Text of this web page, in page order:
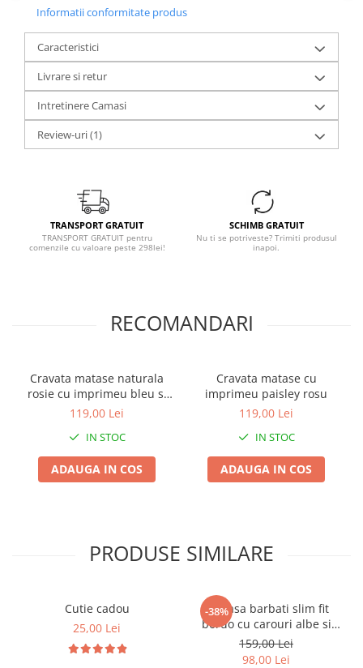
Informatii conformitate produs
Caracteristici
Livrare si retur
Intretinere Camasi
Review-uri(1)
TRANSPORT GRATUIT
TRANSPORT GRATUIT pentru
comenzile cu valoare peste 298lei!
SCHIMB GRATUIT
Nu ti se potriveste? Trimiti produsul
inapoi.
RECOMANDARI
Cravata matase naturala
rosie cu imprimeu bleu si
bej
119,00 Lei
IN STOC
ADAUGA IN COS
Cravata matase cu
imprimeu paisley rosu
119,00 Lei
IN STOC
ADAUGA IN COS
PRODUSE SIMILARE
Cutie cadou
25,00 Lei
-38%
Camasa barbati slim fit
bordo cu carouri albe si
bleumarin
159,00 Lei
98,00 Lei